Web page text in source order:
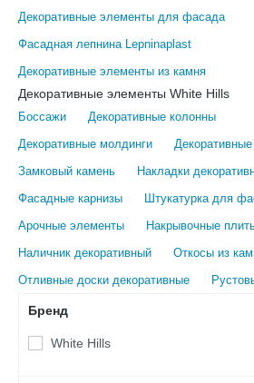
Декоративные элементы для фасада
Фасадная лепнина Lepninaplast
Декоративные элементы из камня
Декоративные элементы White Hills
Боссажи
Декоративные колонны
Декоративные молдинги
Замковый камень
Накладки
Фасадные карнизы
Штукатурка для
Арочные элементы
Накрывочные
Наличник декоративный
Откосы из
Отливные доски декоративные
Бренд
White Hills